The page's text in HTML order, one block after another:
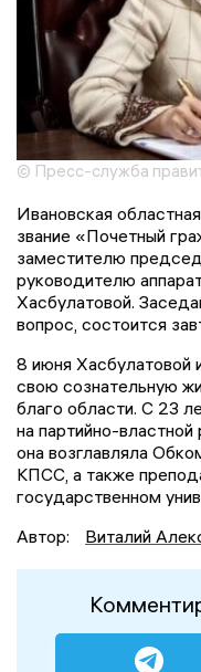
© Пресс-служба
Ивановская
звание «Почетный
заместителю
руководителю
Хасбулатовой.
вопрос, состоится
8 июня Хасбулатовой
свою сознательную
благо области. С 23
на партийно-
она возглавляла
КПСС, а также
государственном
Автор:
Виталий